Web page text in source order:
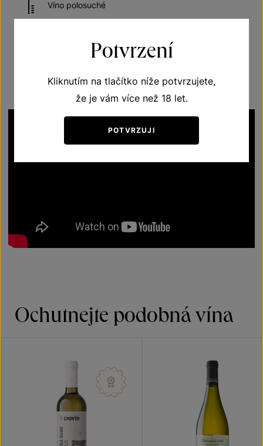
Víno polosuché
Doporučená teplota vína při podávání 10–12 °C
Ochutnejte podobná vína
Potvrzení
Kliknutím na tlačítko níže potvrzujete,
že je vám více než 18 let.
POTVRZUJI